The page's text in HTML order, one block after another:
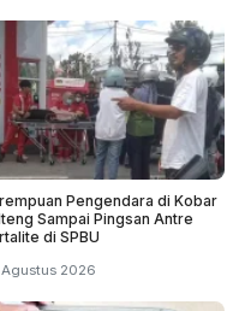
Pengendara di Kobar
Sampai Pingsan Antre
di SPBU
2026